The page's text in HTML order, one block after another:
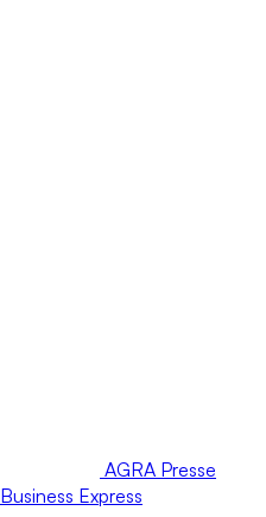
AGRA Presse
Business Express